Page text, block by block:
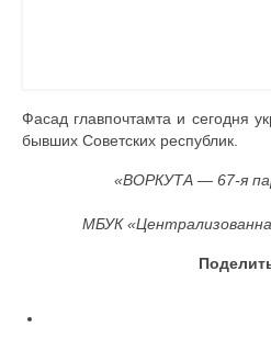
Фасад главпочтамта и сегодня
бывших Советских республик.
«ВОРКУТА — 67-я
МБУК